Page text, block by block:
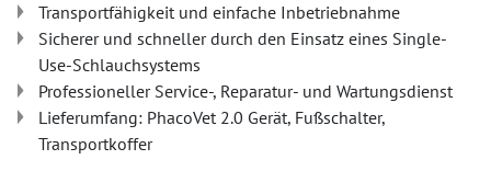
Transportfähigkeit und einfache Inbetriebnahme
Sicherer und schneller durch den Einsatz eines Single-
Use-Schlauchsystems
Professioneller Service-, Reparatur- und Wartungsdienst
Lieferumfang: PhacoVet 2.0 Gerät, Fußschalter,
Transportkoffer